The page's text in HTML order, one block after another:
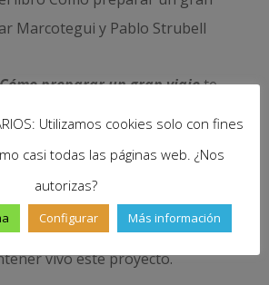
preparar un gran viajete
preparativos y desarrollo de tu
Disponible en papel y e-book
nos ayudas a seguir
vivo este proyecto.
Utilizamos cookies solo con fines
casi todas las páginas web. ¿Nos
autorizas?
Configurar Más información